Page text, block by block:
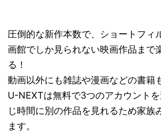
圧倒的な新作本数で、ショートフィ
画館でしか見られない映画作品まで
る！
動画以外にも雑誌や漫画などの書籍
U-NEXTは無料で3つのアカウント
じ時間に別の作品を見れるため家族
ます。